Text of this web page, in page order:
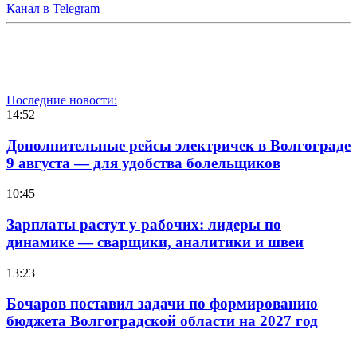
Канал в Telegram
Последние новости:
14:52
Дополнительные рейсы электричек в Волгограде
9 августа — для удобства болельщиков
10:45
Зарплаты растут у рабочих: лидеры по
динамике — сварщики, аналитики и швеи
13:23
Бочаров поставил задачи по формированию
бюджета Волгоградской области на 2027 год